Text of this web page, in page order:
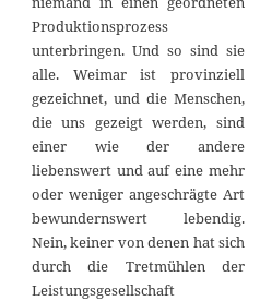
Produktionsprozess
unterbringen. Und so sind sie
alle. Weimar ist provinziell
gezeichnet, und die Menschen,
die uns gezeigt werden, sind
einer wie der andere
liebenswert und auf eine mehr
oder weniger angeschrägte Art
bewundernswert lebendig.
Nein, keiner von denen hat sich
durch die Tretmühlen der
Leistungsgesellschaft